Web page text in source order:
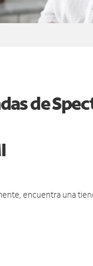
de
encuentra una